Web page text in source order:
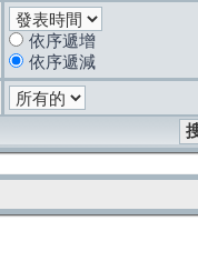
依序遞增
依序遞減